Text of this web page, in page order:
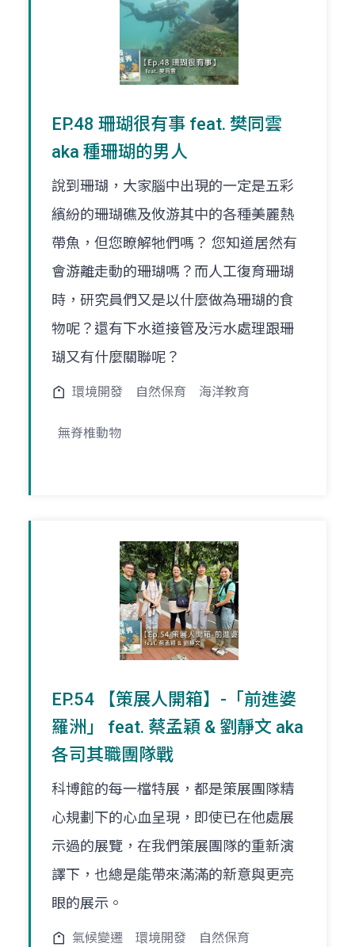
EP.48 珊瑚很有事 feat. 樊同雲
aka 種珊瑚的男人
說到珊瑚，大家腦中出現的一定是五彩
繽紛的珊瑚礁及攸游其中的各種美麗熱
帶魚，但您瞭解牠們嗎？ 您知道居然有
會游離走動的珊瑚嗎？而人工復育珊瑚
時，研究員們又是以什麼做為珊瑚的食
物呢？還有下水道接管及污水處理跟珊
瑚又有什麼關聯呢？
環境開發 自然保育 海洋教育
無脊椎動物
EP.54 【策展人開箱】-「前進婆
羅洲」 feat. 蔡孟穎 & 劉靜文 aka
各司其職團隊戰
科博館的每一檔特展，都是策展團隊精
心規劃下的心血呈現，即使已在他處展
示過的展覽，在我們策展團隊的重新演
譯下，也總是能帶來滿滿的新意與更亮
眼的展示。
氣候變遷 環境開發 自然保育